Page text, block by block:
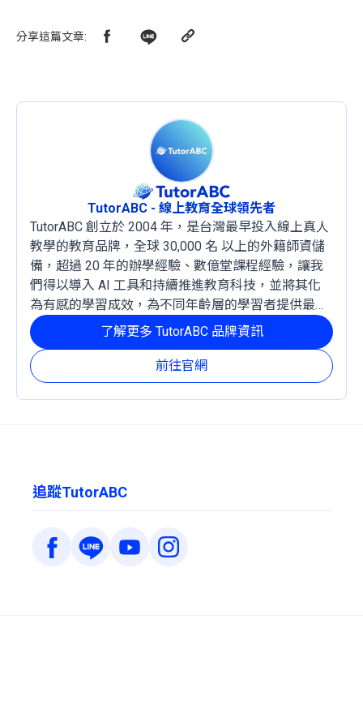
分享這篇文章:
TutorABC - 線上教育全球領先者
TutorABC 創立於 2004 年，是台灣最早投入線上真人
教學的教育品牌，全球 30,000 名 以上的外籍師資儲
備，超過 20 年的辦學經驗、數億堂課程經驗，讓我
們得以導入 AI 工具和持續推進教育科技，並將其化
為有感的學習成效，為不同年齡層的學習者提供最穩
定且有效的成長路徑。
前往官網
了解更多 TutorABC 品牌資訊
追蹤TutorABC